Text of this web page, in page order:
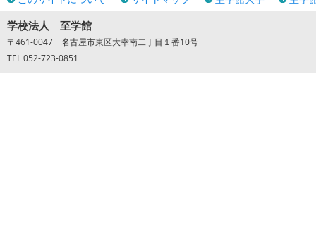
学校法人 至学館
〒461-0047 名古屋市東区大幸南二丁目１番10号
TEL 052-723-0851